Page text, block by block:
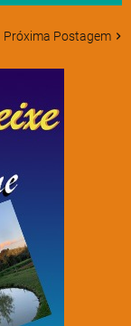
Próxima Postagem